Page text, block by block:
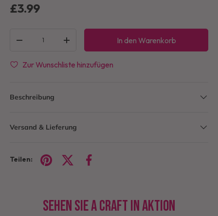
£3.99
-
+ In den Warenkorb
Zur Wunschliste hinzufügen
Beschreibung
Versand & Lieferung
Teilen:
Sehen Sie A Craft in Aktion